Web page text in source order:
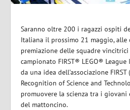
Saranno oltre 200 i ragazzi ospiti
Italiana il prossimo 21 maggio, alle
premiazione delle squadre vincitrici
campionato FIRST® LEGO®
da una idea dell’associazione
Recognition of Science and
promuovere la scienza tra i giovani
del mattoncino.